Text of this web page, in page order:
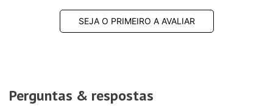
SEJA O PRIMEIRO A AVALIAR
Perguntas & respostas